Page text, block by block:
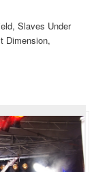
Slaves Under
Dimension,